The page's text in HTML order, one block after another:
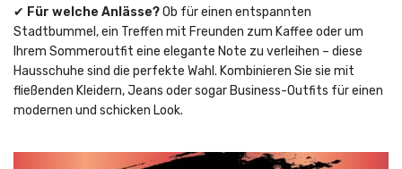
✔ Für welche Anlässe?Ob für einen entspannten
Stadtbummel, ein Treffen mit Freunden zum Kaffee oder um
Ihrem Sommeroutfit eine elegante Note zu verleihen – diese
Hausschuhe sind die perfekte Wahl. Kombinieren Sie sie mit
fließenden Kleidern, Jeans oder sogar Business-Outfits für einen
modernen und schicken Look.